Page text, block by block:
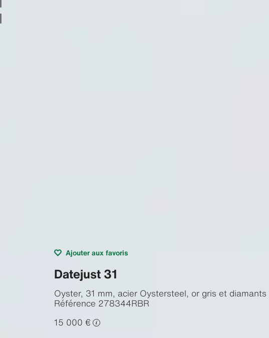
Ajouter aux favoris
Datejust 31
Oyster, 31 mm, acier Oystersteel, or gris et diamants
Référence 278344RBR
15 000 €